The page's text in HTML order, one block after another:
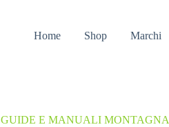
Home Shop Marchi
GUIDE E MANUALI MONTAGNA